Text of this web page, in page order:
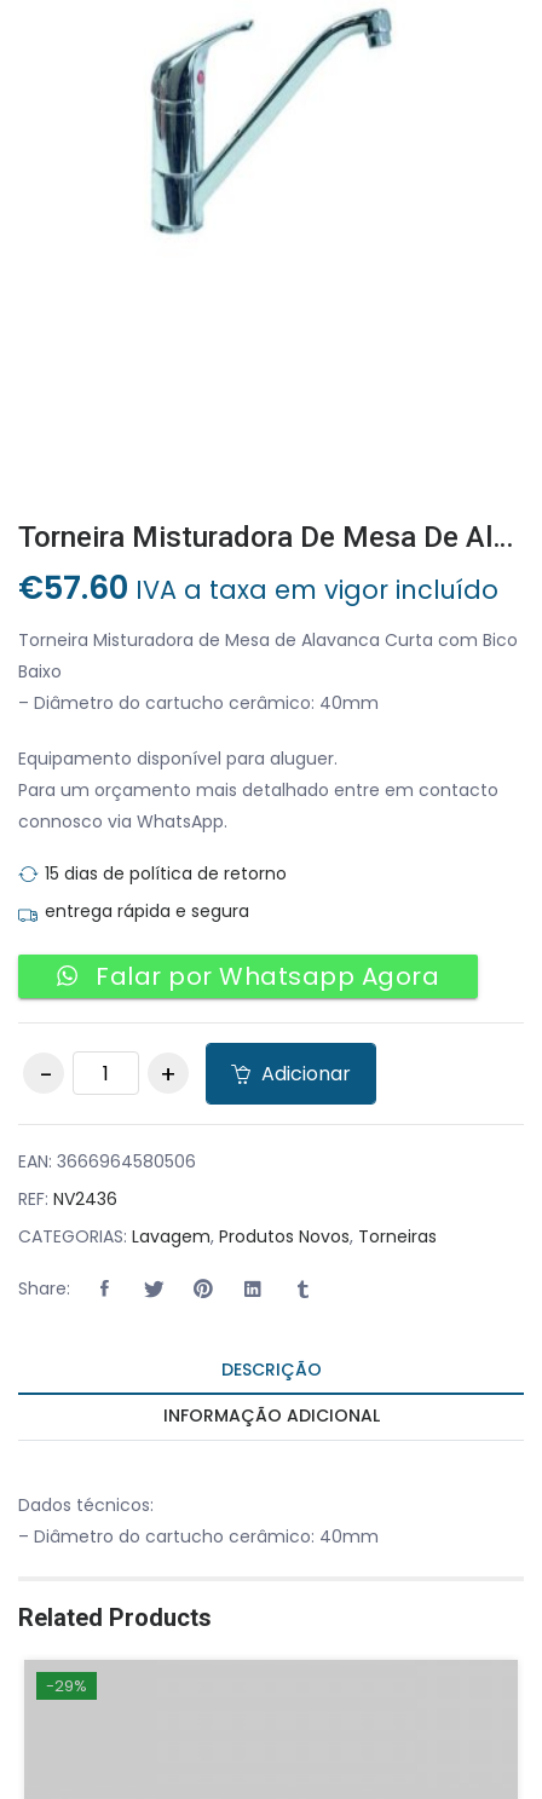
Torneira Misturadora De Mesa De Alavanca Curta Com Bico Baixo
€57.60 IVA a taxa em vigor incluído
Torneira Misturadora de Mesa de Alavanca Curta com Bico
Baixo
– Diâmetro do cartucho cerâmico: 40mm
Equipamento disponível para aluguer.
Para um orçamento mais detalhado entre em contacto
connosco via WhatsApp.
15 dias de política de retorno
entrega rápida e segura
Falar por Whatsapp Agora
Torneira Misturadora
de Mesa de
quantity
Adicionar
EAN: 3666964580506
REF: NV2436
CATEGORIAS: Lavagem, Produtos Novos, Torneiras
Share:
DESCRIÇÃO
INFORMAÇÃO ADICIONAL
Dados técnicos:
– Diâmetro do cartucho cerâmico: 40mm
Related Products
-29%